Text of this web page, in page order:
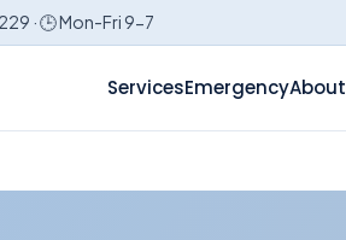
· 🕒 Mon-Fri 9-7
ServicesEmergencyAbout